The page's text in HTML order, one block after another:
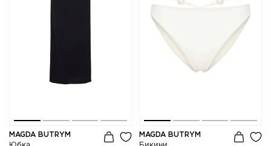
MAGDA BUTRYM
MAGDA BUTRYM